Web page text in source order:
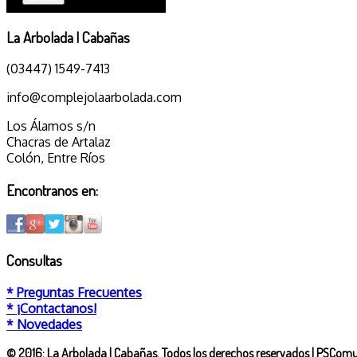
La Arbolada | Cabañas
(03447) 1549-7413
info@complejolaarbolada.com
Los Álamos s/n
Chacras de Artalaz
Colón, Entre Ríos
Encontranos en:
Consultas
* Preguntas Frecuentes
* ¡Contactanos!
* Novedades
© 2016: La Arbolada | Cabañas. Todos los derechos reservados |